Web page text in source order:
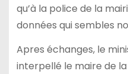
qu’à la police de la
données qui sembles
Apres échanges, le
interpellé le maire de